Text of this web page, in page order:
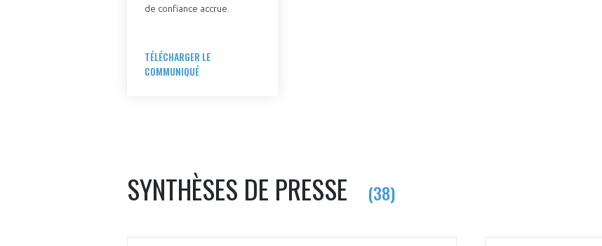
de confiance accrue.
TÉLÉCHARGER LE
COMMUNIQUÉ
SYNTHÈSES DE PRESSE (38)
VOUS ÊTES